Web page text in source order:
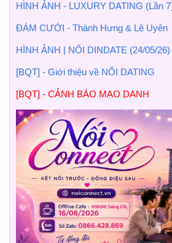
HÌNH ẢNH - LUXURY DATING (Lần
ĐÁM CƯỚI - Thành Hưng & Lệ Uyên
HÌNH ẢNH | NỐI DINDATE (24/05/26)
[BQT] - Giới thiệu về NỐI DATING
[BQT] - CẢNH BÁO MẠO DANH